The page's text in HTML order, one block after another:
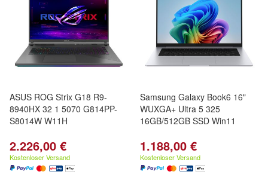
ASUS ROG Strix G18 R9-
8940HX 32 1 5070 G814PP-
S8014W W11H
2.226,00 €
Kostenloser Versand
Samsung Galaxy Book6 16"
WUXGA+ Ultra 5 325
16GB/512GB SSD Win11
1.188,00 €
Kostenloser Versand